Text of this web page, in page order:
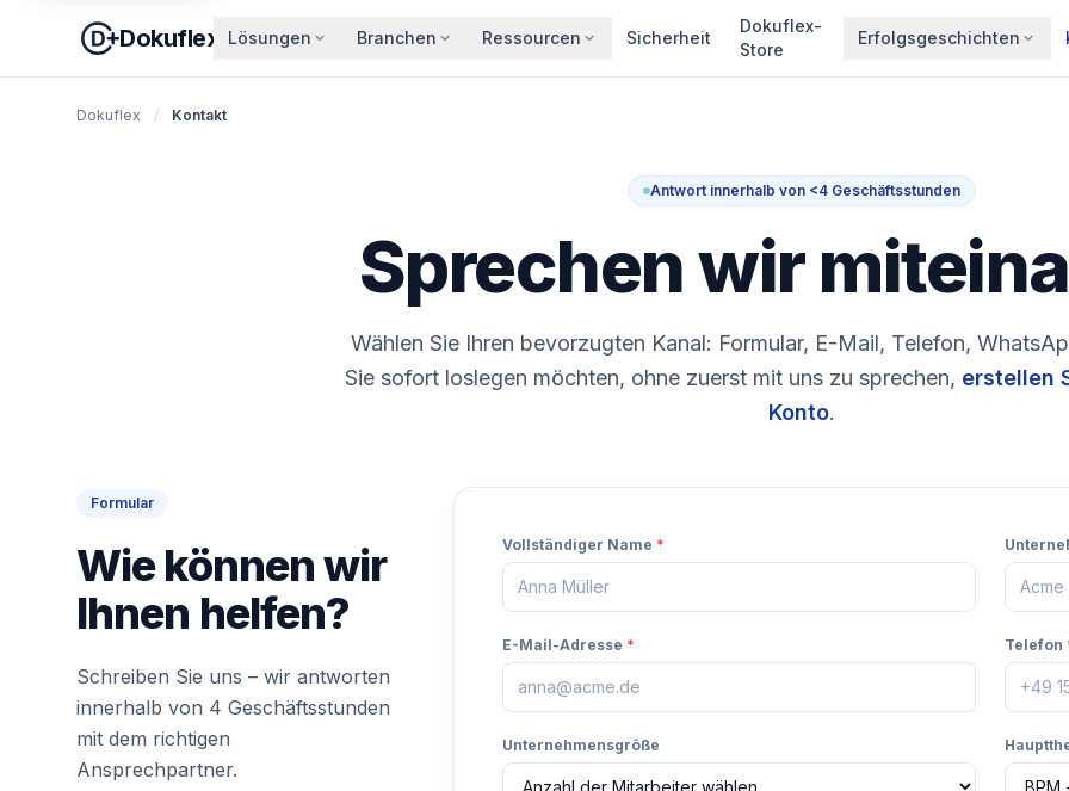
Dokuflex Lösungen Branchen Ressourcen Sicherheit
Dokuflex-
Store
Erfolgsgeschichten
Dokuflex / Kontakt
Antwort innerhalb von <4 Geschäftsstunden
Sprechen wir
Wählen Sie Ihren bevorzugten Kanal: Formular, E-Mail, Telefon,
Sie sofort loslegen möchten, ohne zuerst mit uns zu sprechen, erstellen
Konto.
Formular
Wie können wir
Ihnen helfen?
Schreiben Sie uns – wir antworten
innerhalb von 4 Geschäftsstunden
mit dem richtigen
Ansprechpartner.
Vollständiger Name *
E-Mail-Adresse * Telefon
Unternehmensgröße